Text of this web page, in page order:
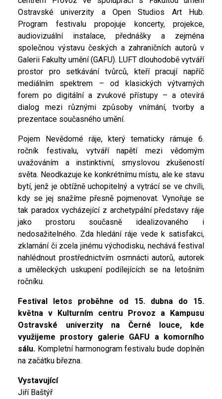
Ostravské univerzity a Open Studios Art Hub.
Program festivalu propojuje koncerty, projekce,
audiovizuální instalace, přednášky a zejména
společnou výstavu českých a zahraničních autorů v
Galerii Fakulty umění (GAFU). LUFT dlouhodobě vytváří
prostor pro setkávání tvůrců, kteří pracují napříč
mediálním spektrem – od klasických výtvarných
forem po digitální a zvukové přístupy – a otevírá
dialog mezi různými způsoby vnímání, tvorby a
prezentace současného umění.
Pojem Nevědomé ráje, který tematicky rámuje 6.
ročník festivalu, vytváří napětí mezi vědomým
uvažováním a instinktivní, smyslovou zkušeností
světa. Neodkazuje ke konkrétnímu místu, ale ke stavu
bytí, jenž je obtížně uchopitelný a vytrácí se ve chvíli,
kdy se jej snažíme přesně pojmenovat. Vynořuje se
tak paradox vycházející z archetypální představy ráje
jako prostoru současně idealizovaného i
nedosažitelného. Zda hledání ráje vede k satisfakci,
zklamání či zcela jinému východisku, nechává festival
nahlédnout prostřednictvím osmnácti autorů, autorek
a uměleckých uskupení podílejících se na letošním
ročníku.
Festival letos proběhne od 15. dubna do 15.
května v Kulturním centru Provoz a Kampusu
Ostravské univerzity na Černé louce, kde
využijeme prostory galerie GAFU a komorního
sálu. Kompletní harmonogram festivalu bude doplněn
na začátku března.
Vystavující
Jiří Baštýř